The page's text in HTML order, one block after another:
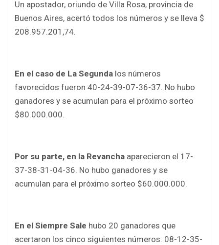
Un apostador, oriundo de Villa Rosa, provincia de
Buenos Aires, acertó todos los números y se lleva $
208.957.201,74.
En el caso de La Segunda los números
favorecidos fueron 40-24-39-07-36-37. No hubo
ganadores y se acumulan para el próximo sorteo
$80.000.000.
Por su parte, en la Revancha aparecieron el 17-
37-38-31-04-36. No hubo ganadores y se
acumulan para el próximo sorteo $60.000.000.
En el Siempre Sale hubo 20 ganadores que
acertaron los cinco siguientes números: 08-12-35-